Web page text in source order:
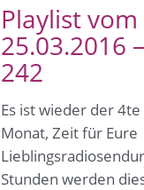
Playlist vom
25.03.2016
242
Es ist wieder der
Monat, Zeit für Eure
Stunden werden